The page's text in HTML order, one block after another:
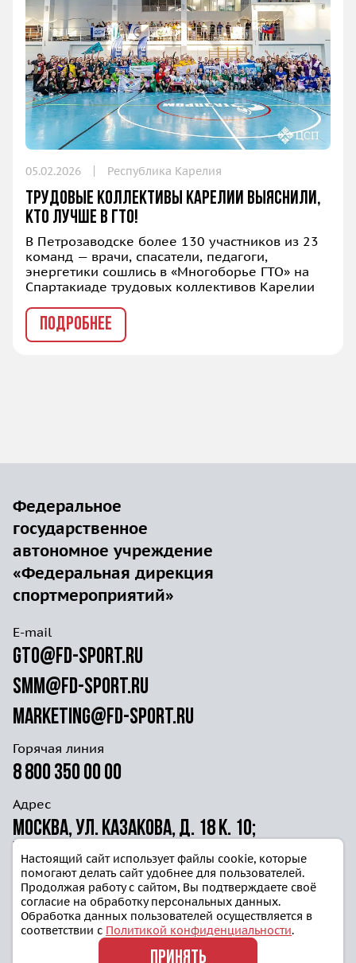
05.02.2026 Республика Карелия
Трудовые коллективы Карелии выяснили,
кто лучше в ГТО!
В Петрозаводске более 130 участников из 23
команд — врачи, спасатели, педагоги,
энергетики сошлись в «Многоборье ГТО» на
Спартакиаде трудовых коллективов Карелии
ПОДРОБНЕЕ
Федеральное
государственное
автономное учреждение
«Федеральная дирекция
спортмероприятий»
E-mail
gto@fd-sport.ru
smm@fd-sport.ru
marketing@fd-sport.ru
Горячая линия
8 800 350 00 00
Адрес
Москва, ул. Казакова, д. 18 к. 10;
ул. Волочаевская д. 40г ст. 4
Политика конфиденциальности
Настоящий сайт использует файлы cookie, которые
помогают делать сайт удобнее для пользователей.
Продолжая работу с сайтом, Вы подтверждаете своё
согласие на обработку персональных данных.
Обработка данных пользователей осуществляется в
соответствии с Политикой конфиденциальности.
ПРИНЯТЬ